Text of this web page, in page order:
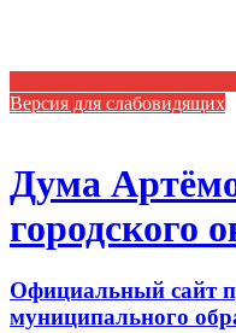
Версия для слабовидящих
Дума
городского
Официальный сайт
муниципального